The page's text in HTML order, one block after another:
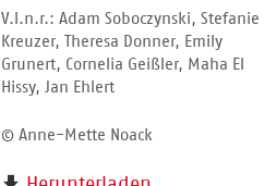
V.l.n.r.: Adam Soboczynski, Stefanie
Kreuzer, Theresa Donner, Emily
Grunert, Cornelia Geißler, Maha El
Hissy, Jan Ehlert
© Anne-Mette Noack